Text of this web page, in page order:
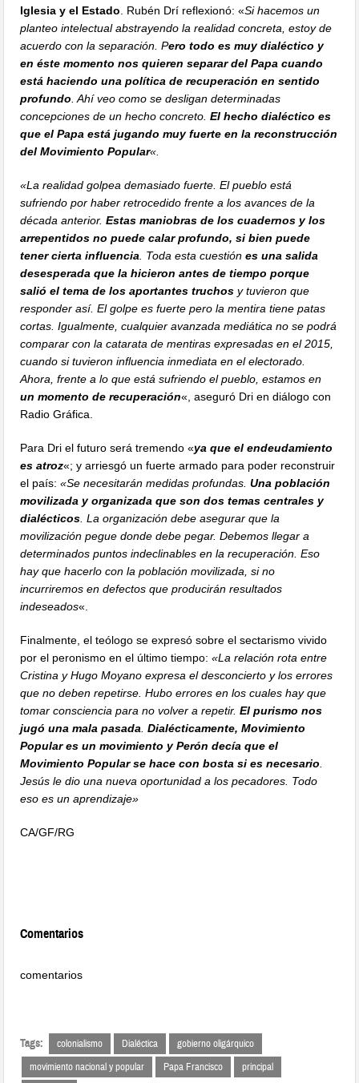
Iglesia y el Estado . Rubén Drí reflexionó: «Si hacemos un
planteo intelectual abstrayendo la realidad concreta, estoy de
acuerdo con la separación. Pero todo es muy dialéctico y
en éste momento nos quieren separar del Papa cuando
está haciendo una política de recuperación en sentido
profundo . Ahí veo como se desligan determinadas
concepciones de un hecho concreto.El hecho dialéctico es
que el Papa está jugando muy fuerte en la reconstrucción
del Movimiento Popular«.
«La realidad golpea demasiado fuerte. El pueblo está
sufriendo por haber retrocedido frente a los avances de la
década anterior.Estas maniobras de los cuadernos y los
arrepentidos no puede calar profundo, si bien puede
tener cierta influencia . Toda esta cuestión es una salida
desesperada que la hicieron antes de tiempo porque
salió el tema de los aportantes truchos y tuvieron que
responder así. El golpe es fuerte pero la mentira tiene patas
cortas. Igualmente,cualquier avanzada mediática no se podrá
comparar con la catarata de mentiras expresadas en el 2015,
cuando si tuvieron influencia inmediata en el electorado.
Ahora, frente a lo que está sufriendo el pueblo, estamos en
un momento de recuperación«, aseguró Dri en diálogo con
Radio Gráfica.
Para Dri el futuro será tremendo «ya que el endeudamiento
es atroz«; y arriesgó un fuerte armado para poder reconstruir
el país:«Se necesitarán medidas profundas.Una población
movilizada y organizada que son dos temas centrales y
dialécticos . La organización debe asegurar que la
movilización pegue donde debe pegar. Debemos llegar a
determinados puntos indeclinables en la recuperación. Eso
hay que hacerlo con la población movilizada, si no
incurriremos en defectos que producirán resultados
indeseados«.
Finalmente, el teólogo se expresó sobre el sectarismo vivido
por el peronismo en el último tiempo:«La relación rota entre
Cristina y Hugo Moyano expresa el desconcierto y los errores
que no deben repetirse. Hubo errores en los cuales hay que
tomar consciencia para no volver a repetir.El purismo nos
jugó una mala pasada .Dialécticamente, Movimiento
Popular es un movimiento y Perón decía que el
Movimiento Popular se hace con bosta si es necesario
Jesús le dio una nueva oportunidad a los pecadores. Todo
eso es un aprendizaje»
CA/GF/RG
Comentarios
comentarios
Tags: colonialismo Dialéctica
gobierno oligárquico
movimiento nacional y popular
Papa Francisco principal